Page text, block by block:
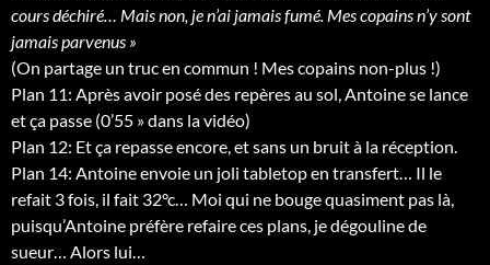
cours déchiré… Mais non, je n’ai jamais fumé. Mes copains n’y sont
jamais parvenus »
(On partage un truc en commun ! Mes copains non-plus !)
Plan 11: Après avoir posé des repères au sol, Antoine se lance
et ça passe (0’55 » dans la vidéo)
Plan 12: Et ça repasse encore, et sans un bruit à la réception.
Plan 14: Antoine envoie un joli tabletop en transfert… Il le
refait 3 fois, il fait 32°c… Moi qui ne bouge quasiment pas là,
puisqu’Antoine préfère refaire ces plans, je dégouline de
sueur… Alors lui…